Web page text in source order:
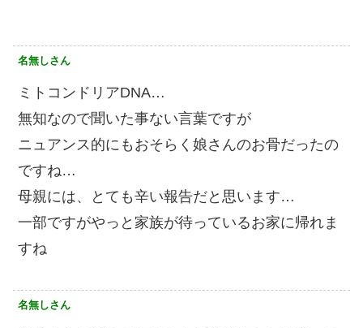
名無しさん
ミトコンドリアDNA…
無知なので聞いた事ない言葉ですが
ニュアンス的にもおそらく娘さんのお骨だったの
ですね…
母親には、とても辛い報告だと思います…
一部ですがやっと家族が待っているお家に帰れま
すね
名無しさん